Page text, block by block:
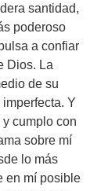
santidad,
poderoso
a confiar
Dios. La
de su
Y
cumplo con
sobre mí
lo más
en mí posible